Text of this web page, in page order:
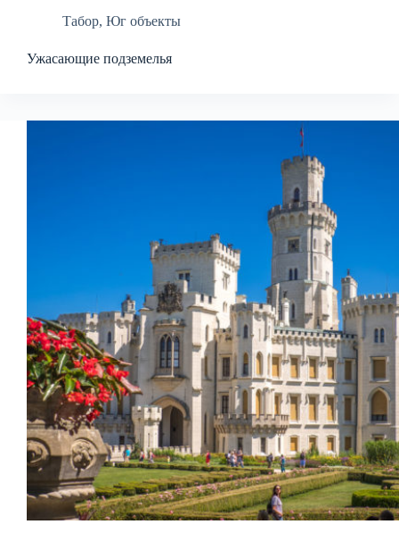
Табор, Юг объекты
Ужасающие подземелья